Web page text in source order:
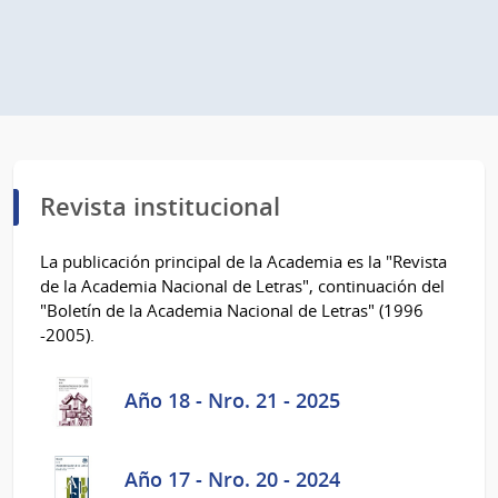
Revista institucional
La publicación principal de la Academia es la "Revista
de la Academia Nacional de Letras", continuación del
"Boletín de la Academia Nacional de Letras" (1996
-2005).
Año 18 - Nro. 21 - 2025
Año 17 - Nro. 20 - 2024